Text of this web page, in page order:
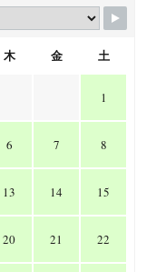
木 金 土
1
6 7 8
13 14 15
20 21 22